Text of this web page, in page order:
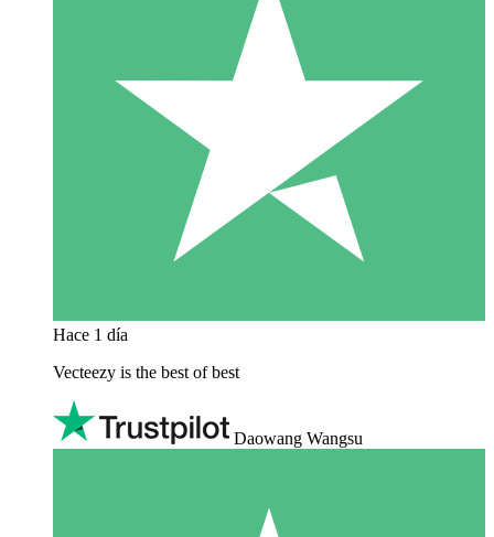
Hace 1 día
Vecteezy is the best of best
Daowang Wangsu